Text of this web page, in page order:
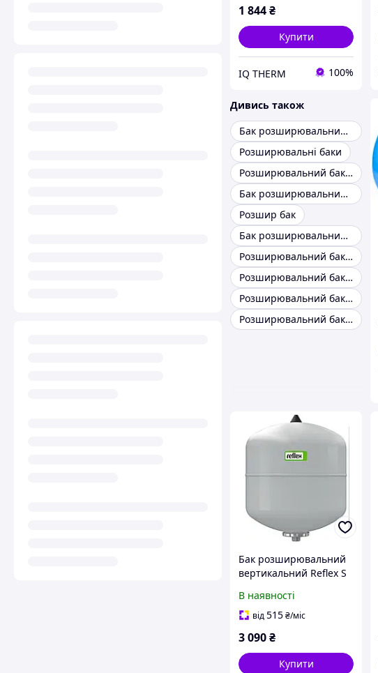
1 844₴
Купити
IQ THERM 100%
Дивись також
Бак розширювальний відкритого типу
Розширювальні баки
Розширювальний баки нержавійка
Бак розширювальний 24
Розшир бак
Бак розширювальний reflex n200
Розширювальний бак reflex 200
Розширювальний бак reflex 200 л
Розширювальний бак Elbi
Розширювальний бак reflex ng
Бак розширювальний
вертикальний Reflex S
колектор 8704200
В наявності
від515₴/міс
3 090₴
Купити